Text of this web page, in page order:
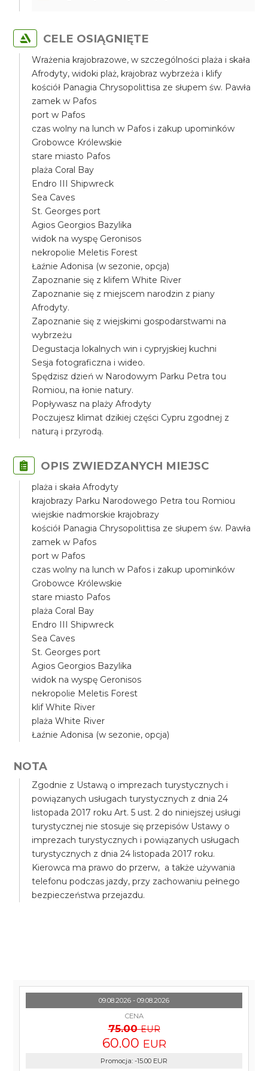
CELE OSIĄGNIĘTE
Wrażenia krajobrazowe, w szczególności plaża i skała
Afrodyty, widoki plaż, krajobraz wybrzeża i klify
kościół Panagia Chrysopolittisa ze słupem św. Pawła
zamek w Pafos
port w Pafos
czas wolny na lunch w Pafos i zakup upominków
Grobowce Królewskie
stare miasto Pafos
plaża Coral Bay
Endro III Shipwreck
Sea Caves
St. Georges port
Agios Georgios Bazylika
widok na wyspę Geronisos
nekropolie Meletis Forest
Łaźnie Adonisa (w sezonie, opcja)
Zapoznanie się z klifem White River
Zapoznanie się z miejscem narodzin z piany
Afrodyty.
Zapoznanie się z wiejskimi gospodarstwami na
wybrzeżu
Degustacja lokalnych win i cypryjskiej kuchni
Sesja fotograficzna i wideo.
Spędzisz dzień w Narodowym Parku Petra tou
Romiou, na łonie natury.
Popływasz na plaży Afrodyty
Poczujesz klimat dzikiej części Cypru zgodnej z
naturą i przyrodą.
OPIS ZWIEDZANYCH MIEJSC
plaża i skała Afrodyty
krajobrazy Parku Narodowego Petra tou Romiou
wiejskie nadmorskie krajobrazy
kościół Panagia Chrysopolittisa ze słupem św. Pawła
zamek w Pafos
port w Pafos
czas wolny na lunch w Pafos i zakup upominków
Grobowce Królewskie
stare miasto Pafos
plaża Coral Bay
Endro III Shipwreck
Sea Caves
St. Georges port
Agios Georgios Bazylika
widok na wyspę Geronisos
nekropolie Meletis Forest
klif White River
plaża White River
Łaźnie Adonisa (w sezonie, opcja)
NOTA
Zgodnie z Ustawą o imprezach turystycznych i
powiązanych usługach turystycznych z dnia 24
listopada 2017 roku Art. 5 ust. 2 do niniejszej usługi
turystycznej nie stosuje się przepisów Ustawy o
imprezach turystycznych i powiązanych usługach
turystycznych z dnia 24 listopada 2017 roku.
Kierowca ma prawo do przerw, a także używania
telefonu podczas jazdy, przy zachowaniu pełnego
bezpieczeństwa przejazdu.
09.08.2026 - 09.08.2026
CENA
75.00 EUR
60.00 EUR
Promocja: -15.00 EUR